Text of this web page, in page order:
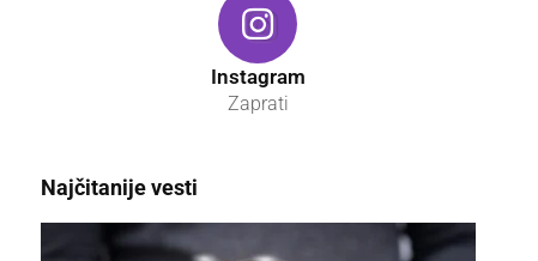
Instagram
Zaprati
Najčitanije vesti